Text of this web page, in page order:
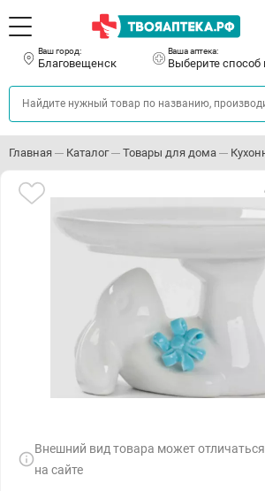
Ваш город:
Благовещенск
Ваша аптека:
Выберите способ
Главная Каталог Товары для дома
Внешний вид товара может
на сайте